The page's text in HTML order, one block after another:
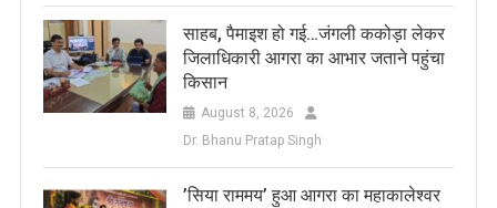
साहब, पैमाइश हो गई…जंगली ककोड़ा लेकर
जिलाधिकारी आगरा का आभार जताने पहुंचा
किसान
August 8, 2026
Dr. Bhanu Pratap Singh
​’सिया राममय’ हुआ आगरा का महाकालेश्वर